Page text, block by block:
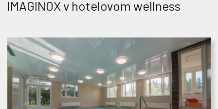
IMAGINOX v hotelovom wellness